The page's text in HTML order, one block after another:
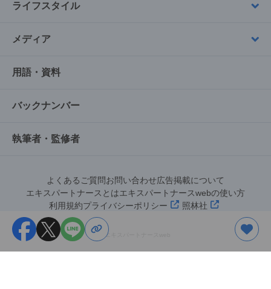
ライフスタイル
メディア
用語・資料
バックナンバー
執筆者・監修者
よくあるご質問お問い合わせ広告掲載について
エキスパートナースとはエキスパートナースwebの使い方
利用規約プライバシーポリシー 照林社
©︎エキスパートナースweb